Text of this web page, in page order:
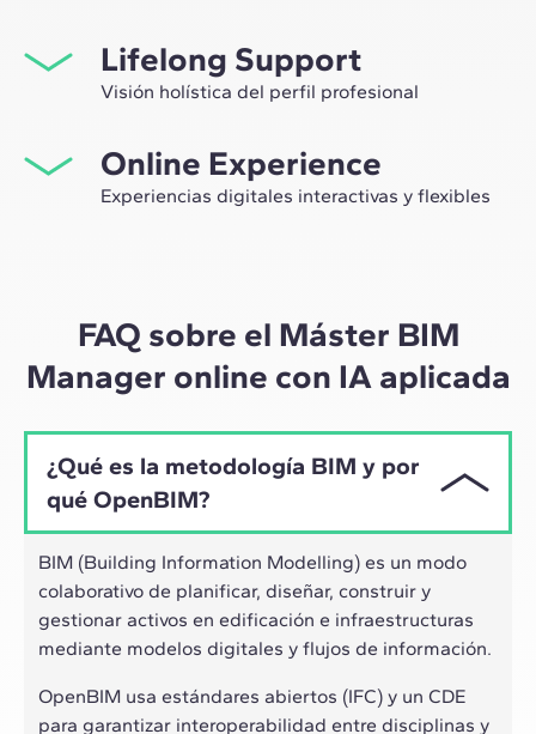
network profesional, sino tener la ocasión única de
participar en grupos de trabajo seleccionados,
asesorados por el expertise de nuestros profesores,
construcción.
Lifelong Support
Visión holística del perfil profesional
Máster, te acompañamos para tener una visión crítica y
360º de tu futuro como experto en el sector.
Online Experience
Experiencias digitales interactivas y flexibles
ritmo híbrido de los profesionales actuales.
FAQ sobre el Máster BIM
Manager online con IA aplicada
¿Qué es la metodología BIM y por
qué OpenBIM?
BIM (Building Information Modelling) es un modo
colaborativo de planificar, diseñar, construir y
gestionar activos en edificación e infraestructuras
mediante modelos digitales y flujos de información.
OpenBIM usa estándares abiertos (IFC) y un CDE
para garantizar interoperabilidad entre disciplinas y